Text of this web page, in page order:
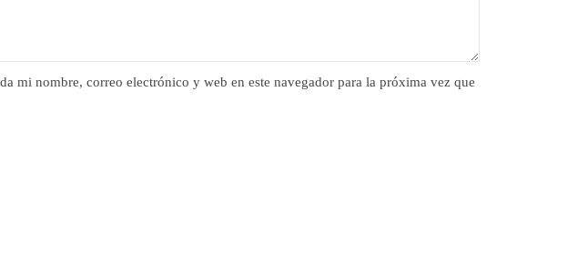
mi nombre, correo electrónico y web en este navegador para la próxima vez que